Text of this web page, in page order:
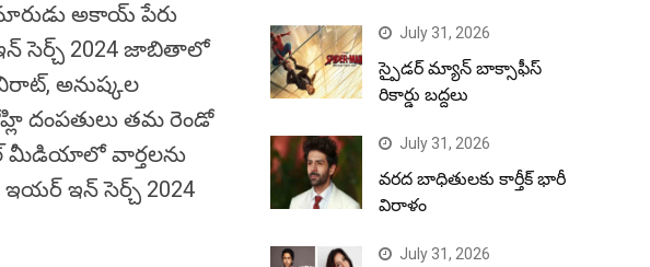
అకాయ్ పేరు
సెర్చ్ 2024 జాబితాలో
అనుష్కల
దంపతులు తమ రెండో
మీడియాలో వార్తలను
ఇయర్ ఇన్ సెర్చ్ 2024
July 31, 2026
స్పైడర్ మ్యాన్ బాక్సాఫీస్
రికార్డు బద్దలు
July 31, 2026
వరద బాధితులకు కార్తీక్ భారీ
విరాళం
July 31, 2026